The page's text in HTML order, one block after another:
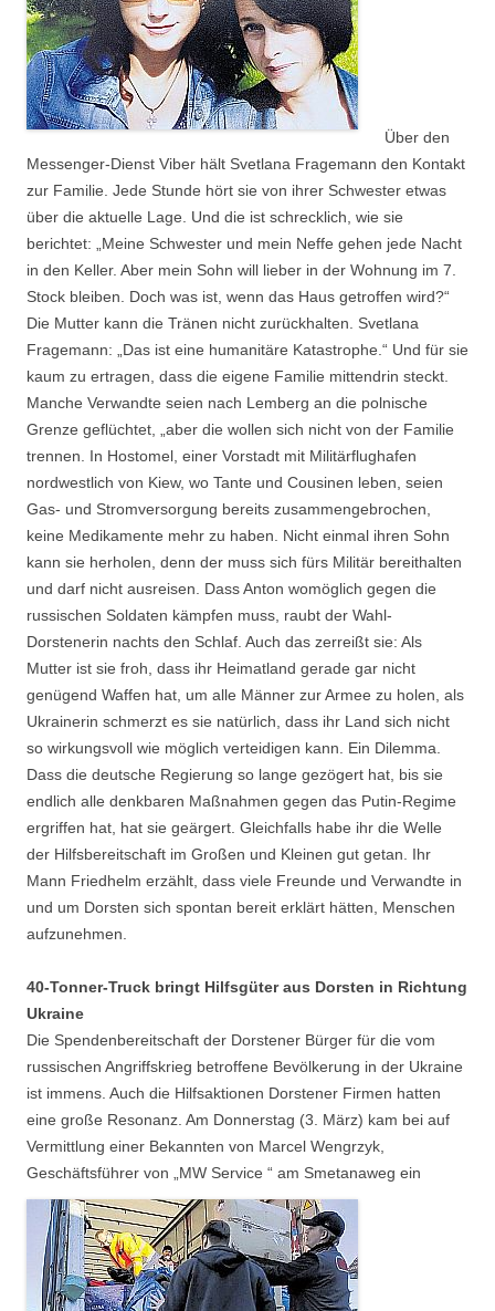
Über den
Messenger-Dienst Viber hält Svetlana Fragemann den Kontakt
zur Familie. Jede Stunde hört sie von ihrer Schwester etwas
über die aktuelle Lage. Und die ist schrecklich, wie sie
berichtet: „Meine Schwester und mein Neffe gehen jede Nacht
in den Keller. Aber mein Sohn will lieber in der Wohnung im 7.
Stock bleiben. Doch was ist, wenn das Haus getroffen wird?“
Die Mutter kann die Tränen nicht zurückhalten. Svetlana
Fragemann: „Das ist eine humanitäre Katastrophe.“ Und für sie
kaum zu ertragen, dass die eigene Familie mittendrin steckt.
Manche Verwandte seien nach Lemberg an die polnische
Grenze geflüchtet, „aber die wollen sich nicht von der Familie
trennen. In Hostomel, einer Vorstadt mit Militärflughafen
nordwestlich von Kiew, wo Tante und Cousinen leben, seien
Gas- und Stromversorgung bereits zusammengebrochen,
keine Medikamente mehr zu haben. Nicht einmal ihren Sohn
kann sie herholen, denn der muss sich fürs Militär bereithalten
und darf nicht ausreisen. Dass Anton womöglich gegen die
russischen Soldaten kämpfen muss, raubt der Wahl-
Dorstenerin nachts den Schlaf. Auch das zerreißt sie: Als
Mutter ist sie froh, dass ihr Heimatland gerade gar nicht
genügend Waffen hat, um alle Männer zur Armee zu holen, als
Ukrainerin schmerzt es sie natürlich, dass ihr Land sich nicht
so wirkungsvoll wie möglich verteidigen kann. Ein Dilemma.
Dass die deutsche Regierung so lange gezögert hat, bis sie
endlich alle denkbaren Maßnahmen gegen das Putin-Regime
ergriffen hat, hat sie geärgert. Gleichfalls habe ihr die Welle
der Hilfsbereitschaft im Großen und Kleinen gut getan. Ihr
Mann Friedhelm erzählt, dass viele Freunde und Verwandte in
und um Dorsten sich spontan bereit erklärt hätten, Menschen
aufzunehmen.
40-Tonner-Truck bringt Hilfsgüter aus Dorsten in Richtung
Ukraine
Die Spendenbereitschaft der Dorstener Bürger für die vom
russischen Angriffskrieg betroffene Bevölkerung in der Ukraine
ist immens. Auch die Hilfsaktionen Dorstener Firmen hatten
eine große Resonanz. Am Donnerstag (3. März) kam bei auf
Vermittlung einer Bekannten von Marcel Wengrzyk,
Geschäftsführer von „MW Service “ am Smetanaweg ein